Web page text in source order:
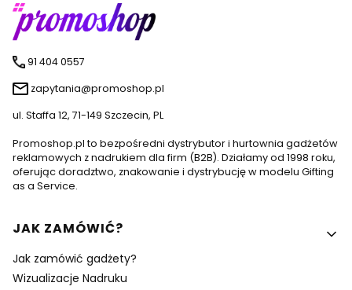
91 404 0557
zapytania@promoshop.pl
ul. Staffa 12, 71-149 Szczecin, PL
Promoshop.pl to bezpośredni dystrybutor i hurtownia gadżetów
reklamowych z nadrukiem dla firm (B2B). Działamy od 1998 roku,
oferując doradztwo, znakowanie i dystrybucję w modelu Gifting
as a Service.
Linki w stopce
JAK ZAMÓWIĆ?
Jak zamówić gadżety?
Wizualizacje Nadruku